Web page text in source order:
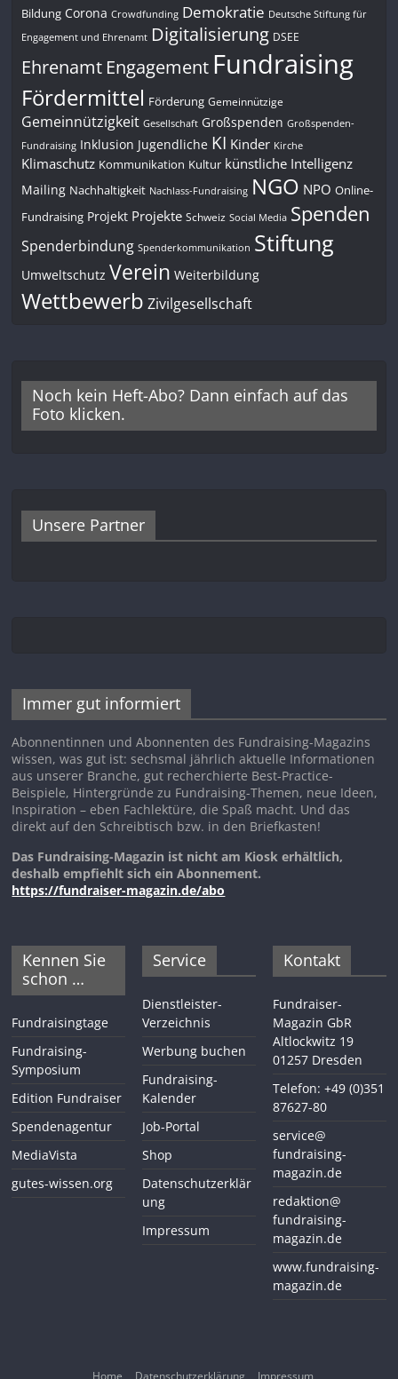
Bildung Corona Crowdfunding Demokratie Deutsche Stiftung für
Engagement und Ehrenamt Digitalisierung DSEE
Ehrenamt Engagement Fundraising
Fördermittel Förderung Gemeinnützige
Gemeinnützigkeit Gesellschaft Großspenden Großspenden-
Fundraising Inklusion Jugendliche KI Kinder Kirche
Klimaschutz Kommunikation Kultur künstliche Intelligenz
Mailing Nachhaltigkeit Nachlass-Fundraising NGO NPO Online-
Fundraising Projekt Projekte Schweiz Social Media Spenden
Spenderbindung Spenderkommunikation Stiftung
Umweltschutz Verein Weiterbildung
Wettbewerb Zivilgesellschaft
Noch kein Heft-Abo? Dann einfach auf das
Foto klicken.
Unsere Partner
Immer gut informiert
Abonnentinnen und Abonnenten des Fundraising-Magazins
wissen, was gut ist: sechsmal jährlich aktuelle Informationen
aus unserer Branche, gut recherchierte Best-Practice-
Beispiele, Hintergründe zu Fundraising-Themen, neue Ideen,
Inspiration – eben Fachlektüre, die Spaß macht. Und das
direkt auf den Schreibtisch bzw. in den Briefkasten!
Das Fundraising-Magazin ist nicht am Kiosk erhältlich,
deshalb empfiehlt sich ein Abonnement.
https://fundraiser-magazin.de/abo
Kennen Sie
schon …
Fundraisingtage
Fundraising-
Symposium
Edition Fundraiser
Spendenagentur
MediaVista
gutes-wissen.org
Service
Dienstleister-
Verzeichnis
Werbung buchen
Fundraising-
Kalender
Job-Portal
Shop
Datenschutzerklär
ung
Impressum
Kontakt
Fundraiser-
Magazin GbR
Altlockwitz 19
01257 Dresden
Telefon: +49 (0)351
87627-80
service@
fundraising-
magazin.de
redaktion@
fundraising-
magazin.de
www.fundraising-
magazin.de
Home Datenschutzerklärung Impressum